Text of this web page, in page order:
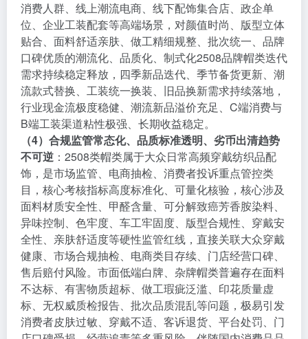
消费人群、线上潮流电商、线下配饰集合店、政企单
位、企业工装配套等高端场景，对颜值时尚、版型立体
贴合、面料舒适亲肤、做工精细规整、批次统一、品牌
口碑优质的潮流化、品质化、制式化2508品牌帽类迭代
需求持续稳定释放，四季新品迭代、季节备货更新、潮
流款式替换、工装统一换装、旧品换新需求持续落地，
行业现金流极度稳健、潮流新品溢价充足、C端消费与
B端工装渠道粘性极强、长期收益稳定。
（4）合规监管常态化、品质标准透明、劣币出清趋势
不可逆 ：2508类帽类属于大众日常高频穿戴纺织品配
饰，是市场监管、电商抽检、消费者投诉重点管控类
目，核心考核指标高度标准化、可量化核验，核心涉及
面料材质安全性、甲醛含量、可分解致癌芳香胺染料、
异味控制、色牢度、车工牢固度、版型合规性、穿戴安
全性、亲肤舒适度等硬性监管红线，直接关联大众穿戴
健康、市场合规抽检、电商类目存续、门店经营口碑、
售后赔付风险。市面低端白牌、杂牌帽类普遍存在面料
不达标、有害物质超标、做工瑕疵泛滥、印花质量虚
标、无权威质检报告、批次品质混乱等问题，极易引发
消费者皮肤过敏、穿戴不适、客诉退货、平台处罚、门